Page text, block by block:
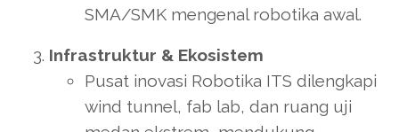
SMA/SMK mengenal robotika awal.
Infrastruktur & Ekosistem
Pusat inovasi Robotika ITS dilengkapi
wind tunnel, fab lab, dan ruang uji